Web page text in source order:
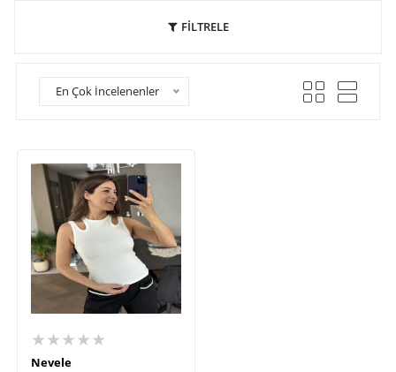
FİLTRELE
En Çok İncelenenler
★★★★★
Nevele